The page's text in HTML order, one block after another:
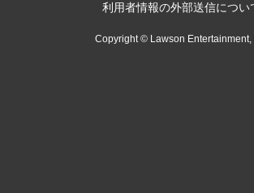
利用者情報の外部送信につい
Copyright © Lawson Entertainment,